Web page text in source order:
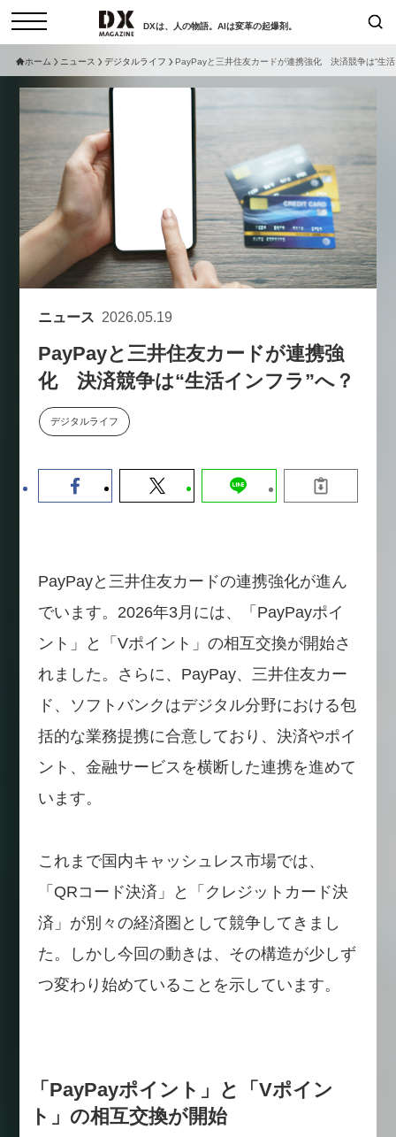
DXは、人の物語。AIは変革の起爆剤。
コラム
サービスメニュー 日本オムニチャネル協会
トップページ
特集
動画
サイトマップ
お問い合わせ
個人情報保護法について
採用情報
検索
現在開催予定のセミナー
セミナー
【8/6開催】AIエージェント時
代、日本企業は何から始めるべき
流から学ぶ〜
セミナー
【8/12開催】「イノベーションを
～
2026-06-10
ホーム ニュース デジタルライフ PayPayと三井住友カードが連携強化 決済競争は“生活
ニュース 2026.05.19
PayPayと三井住友カードが連携強
化 決済競争は“生活インフラ”へ？
デジタルライフ
PayPayと三井住友カードの連携強化が進ん
でいます。2026年3月には、「PayPayポイ
ント」と「Vポイント」の相互交換が開始さ
れました。さらに、PayPay、三井住友カー
ド、ソフトバンクはデジタル分野における包
括的な業務提携に合意しており、決済やポイ
ント、金融サービスを横断した連携を進めて
います。
これまで国内キャッシュレス市場では、
「QRコード決済」と「クレジットカード決
済」が別々の経済圏として競争してきまし
た。しかし今回の動きは、その構造が少しず
つ変わり始めていることを示しています。
「PayPayポイント」と「Vポイン
ト」の相互交換が開始